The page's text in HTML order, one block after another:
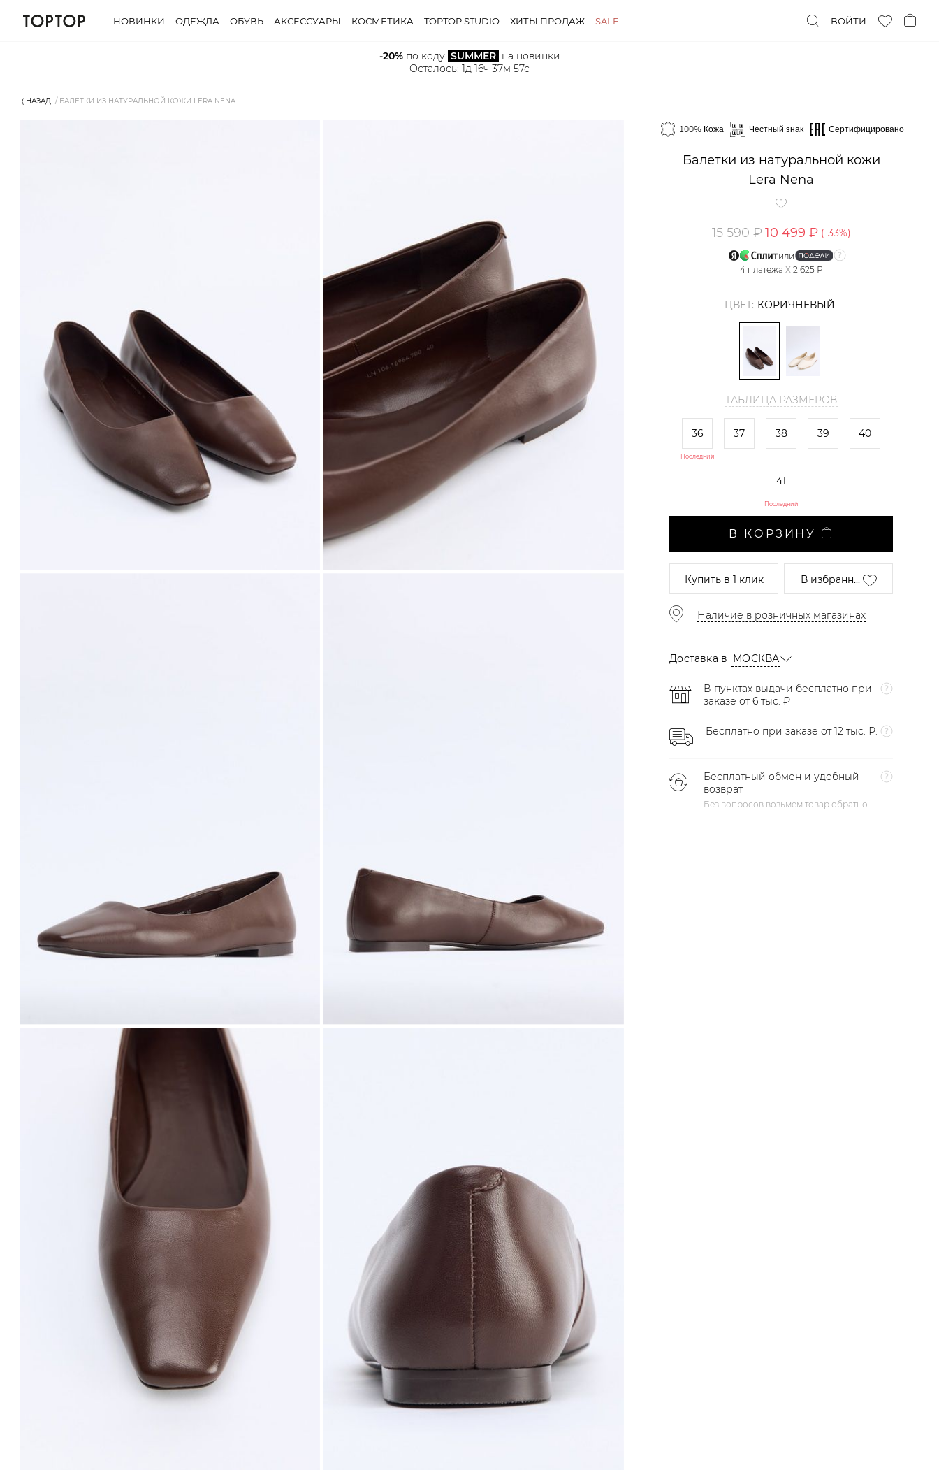
НОВИНКИ ОДЕЖДА ОБУВЬ АКСЕССУАРЫ КОСМЕТИКА TOPTOP STUDIO ХИТЫ ПРОДАЖ SALE ВОЙТИ
-20% по коду SUMMER на новинки
Осталось: 1д 16ч 37м 55с
⟨ НАЗАД БАЛЕТКИ ИЗ НАТУРАЛЬНОЙ КОЖИ LERA NENA
100% Кожа Честный знак Сертифицировано
Балетки из натуральной кожи
Lera Nena
15 590 ₽10 499 ₽ (-33%)
или
4 платежа X 2 625 ₽
ЦВЕТ: КОРИЧНЕВЫЙ
ТАБЛИЦА РАЗМЕРОВ
36
Последний
37 38 39 40
41
Последний
В КОРЗИНУ
Купитьв 1 клик В избранн...
Наличие в розничных магазинах
Доставка в МОСКВА
В пунктах выдачи бесплатно при
заказе от 6 тыс. ₽
Бесплатно при заказе от 12 тыс. ₽.
Бесплатный обмен и удобный
возврат
Без вопросов возьмем товар обратно